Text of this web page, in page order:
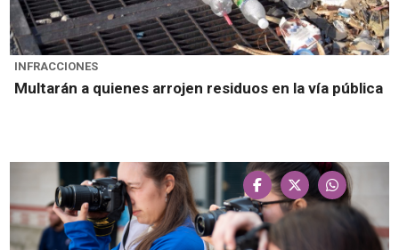
INFRACCIONES
Multarán a quienes arrojen residuos en la vía pública